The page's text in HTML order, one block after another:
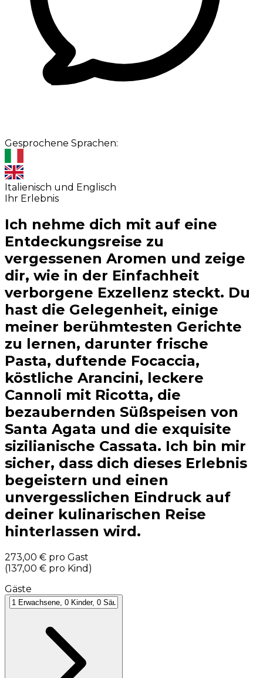
Gesprochene Sprachen:
Italienisch und Englisch
Ihr Erlebnis
Ich nehme dich mit auf eine
Entdeckungsreise zu
vergessenen Aromen und zeige
dir, wie in der Einfachheit
verborgene Exzellenz steckt. Du
hast die Gelegenheit, einige
meiner berühmtesten Gerichte
zu lernen, darunter frische
Pasta, duftende Focaccia,
köstliche Arancini, leckere
Cannoli mit Ricotta, die
bezaubernden Süßspeisen von
Santa Agata und die exquisite
sizilianische Cassata. Ich bin mir
sicher, dass dich dieses Erlebnis
begeistern und einen
unvergesslichen Eindruck auf
deiner kulinarischen Reise
hinterlassen wird.
273,00 € pro Gast
(137,00 € pro Kind )
Gäste